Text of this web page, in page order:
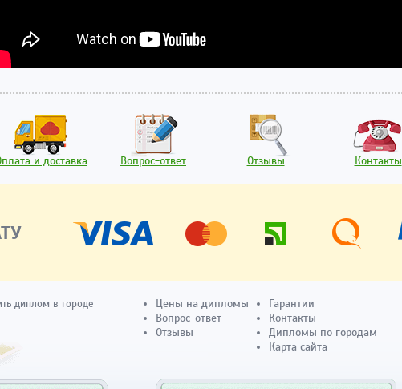
и доставка Вопрос-ответ Отзывы Контакты
диплом в городе
Цены на дипломы
Вопрос-ответ
Отзывы
Гарантии
Контакты
Дипломы по городам
Карта сайта